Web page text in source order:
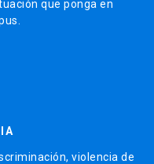
que ponga en
violencia de